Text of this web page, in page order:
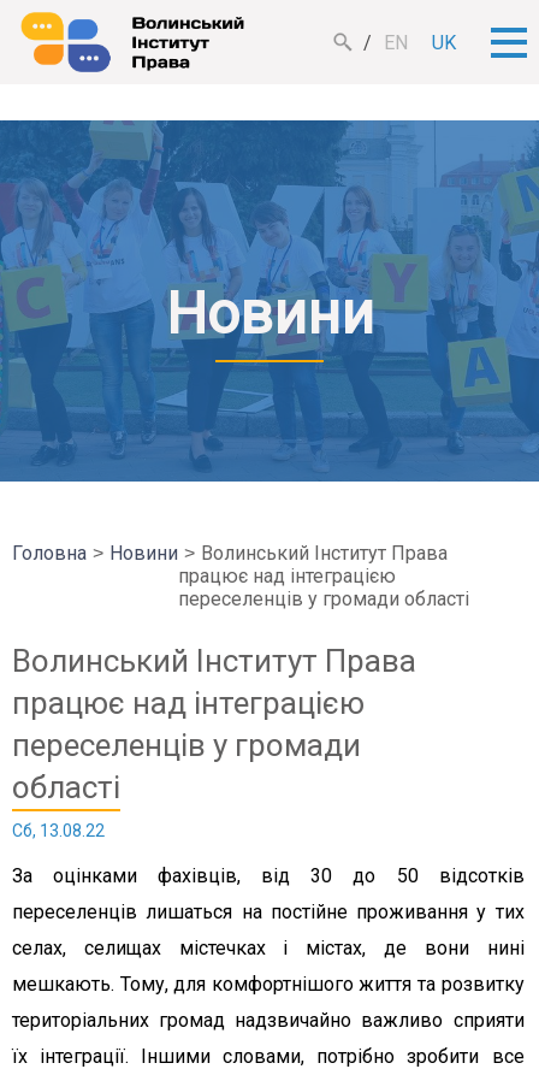
EN UK
Новини
Головна Новини
Волинський Інститут Права
працює над інтеграцією
переселенців у громади області
Волинський Інститут Права
працює над інтеграцією
переселенців у громади
області
Сб, 13.08.22
За оцінками фахівців, від 30 до 50 відсотків
переселенців лишаться на постійне проживання у тих
селах, селищах містечках і містах, де вони нині
мешкають. Тому, для комфортнішого життя та розвитку
територіальних громад надзвичайно важливо сприяти
їх інтеграції. Іншими словами, потрібно зробити все